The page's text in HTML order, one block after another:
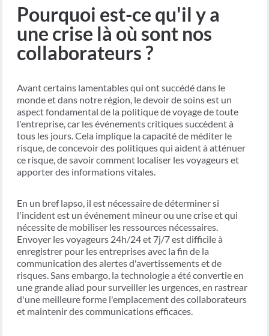
Pourquoi est-ce qu'il y a
une crise là où sont nos
collaborateurs ?
Avant certains lamentables qui ont succédé dans le
monde et dans notre région, le devoir de soins est un
aspect fondamental de la politique de voyage de toute
l'entreprise, car les événements critiques succèdent à
tous les jours. Cela implique la capacité de méditer le
risque, de concevoir des politiques qui aident à atténuer
ce risque, de savoir comment localiser les voyageurs et
apporter des informations vitales.
En un bref lapso, il est nécessaire de déterminer si
l'incident est un événement mineur ou une crise et qui
nécessite de mobiliser les ressources nécessaires.
Envoyer les voyageurs 24h/24 et 7j/7 est difficile à
enregistrer pour les entreprises avec la fin de la
communication des alertes d'avertissements et de
risques. Sans embargo, la technologie a été convertie en
une grande aliad pour surveiller les urgences, en rastrear
d'une meilleure forme l'emplacement des collaborateurs
et maintenir des communications efficaces.